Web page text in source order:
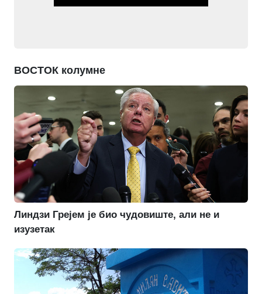
ВОСТОК колумне
Линдзи Грејем је био чудовиште, али не и
изузетак